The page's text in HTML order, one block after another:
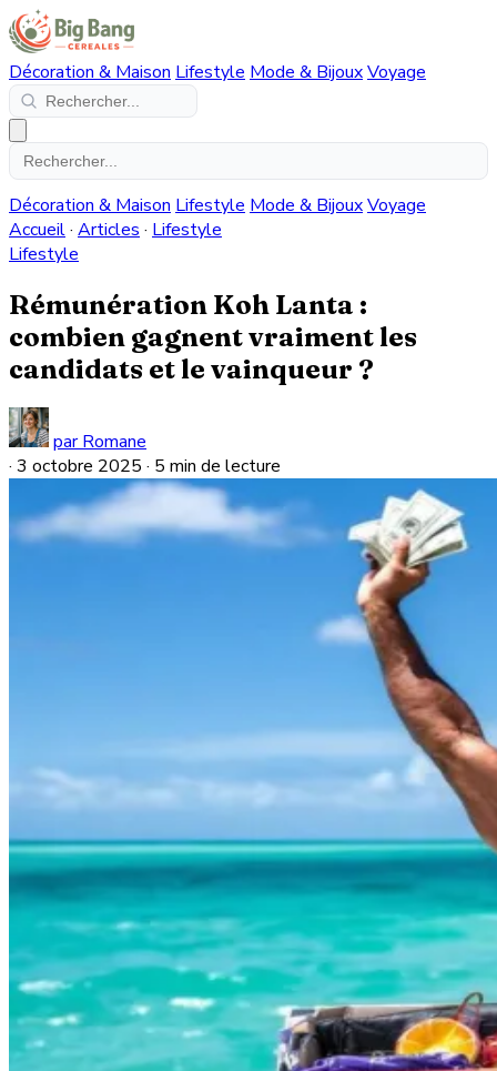
Décoration & Maison Lifestyle Mode & BijouxVoyage
Décoration & Maison Lifestyle Mode & BijouxVoyage
Accueil· Articles · Lifestyle
Lifestyle
Rémunération Koh Lanta :
combien gagnent vraiment les
candidats et le vainqueur ?
par Romane
· 3 octobre 2025 · 5 min de lecture